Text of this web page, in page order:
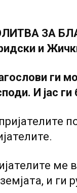
ЗА
и
ги
И јас
ме
и ги